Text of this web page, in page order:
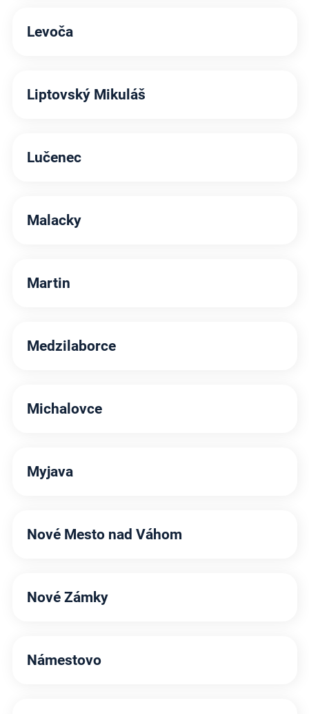
Levoča
Liptovský Mikuláš
Lučenec
Malacky
Martin
Medzilaborce
Michalovce
Myjava
Nové Mesto nad Váhom
Nové Zámky
Námestovo